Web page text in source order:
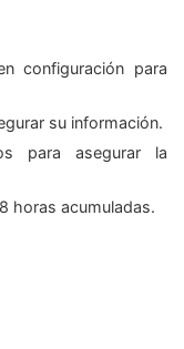
configuración para
su información.
para asegurar la
horas acumuladas.